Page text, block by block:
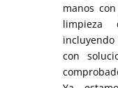
manos
con